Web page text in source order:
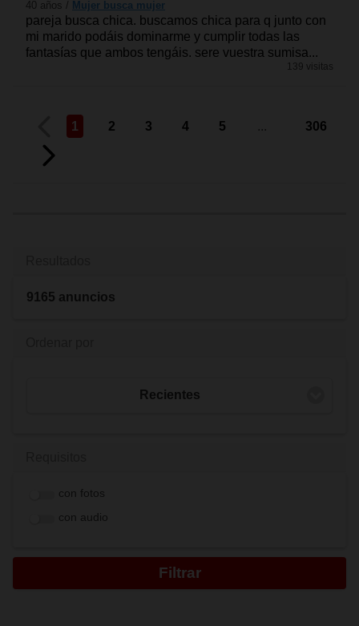
9165 anuncios
Recientes
con fotos
con audio
Filtrar
40 años / Mujer busca mujer
pareja busca chica. buscamos chica para q junto con
mi marido podáis dominarme y cumplir todas las
fantasías que ambos tengáis. sere vuestra sumisa...
139 visitas
1 2 3 4 5 ... 306